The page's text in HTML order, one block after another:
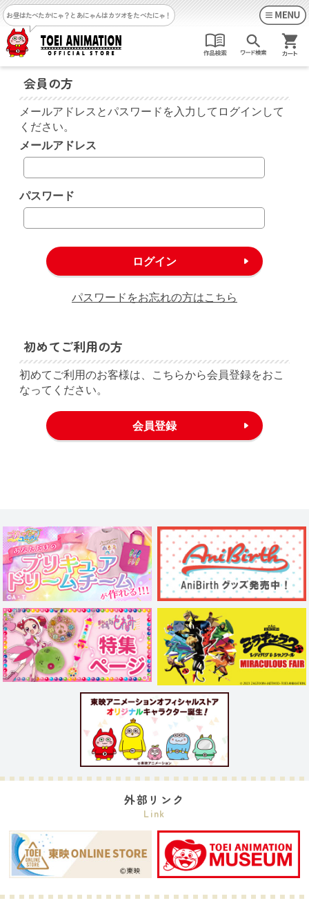
お昼はたべたかにゃ？ とあにゃんはカツオをたべたにゃ！
会員の方
メールアドレスとパスワードを入力してログインして
ください。
メールアドレス
パスワード
パスワードをお忘れの方はこちら
初めてご利用の方
初めてご利用のお客様は、こちらから会員登録をおこ
なってください。
外部リンク
Link